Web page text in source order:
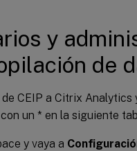
y
de
CEIP a Citrix Analytics
un * en la siguiente
y vaya a